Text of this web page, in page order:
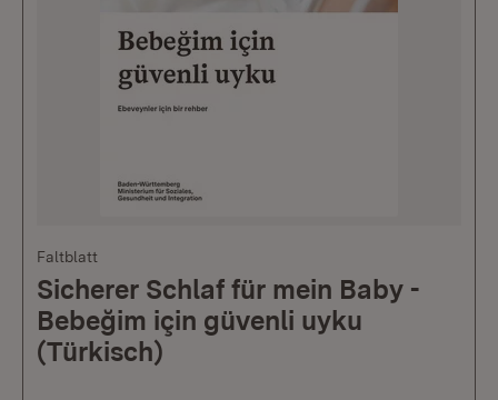
Faltblatt
Sicherer Schlaf für mein Baby -
Bebeğim için güvenli uyku
(Türkisch)